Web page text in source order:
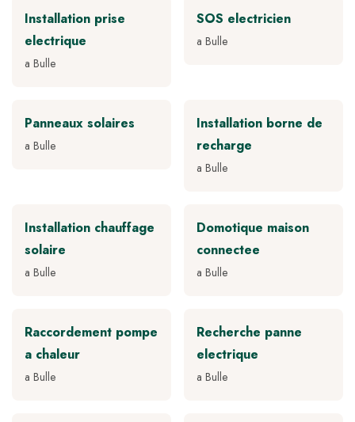
Installation prise
electrique
a Bulle
SOS electricien
a Bulle
Panneaux solaires
a Bulle
Installation borne de
recharge
a Bulle
Installation chauffage
solaire
a Bulle
Domotique maison
connectee
a Bulle
Raccordement pompe
a chaleur
a Bulle
Recherche panne
electrique
a Bulle